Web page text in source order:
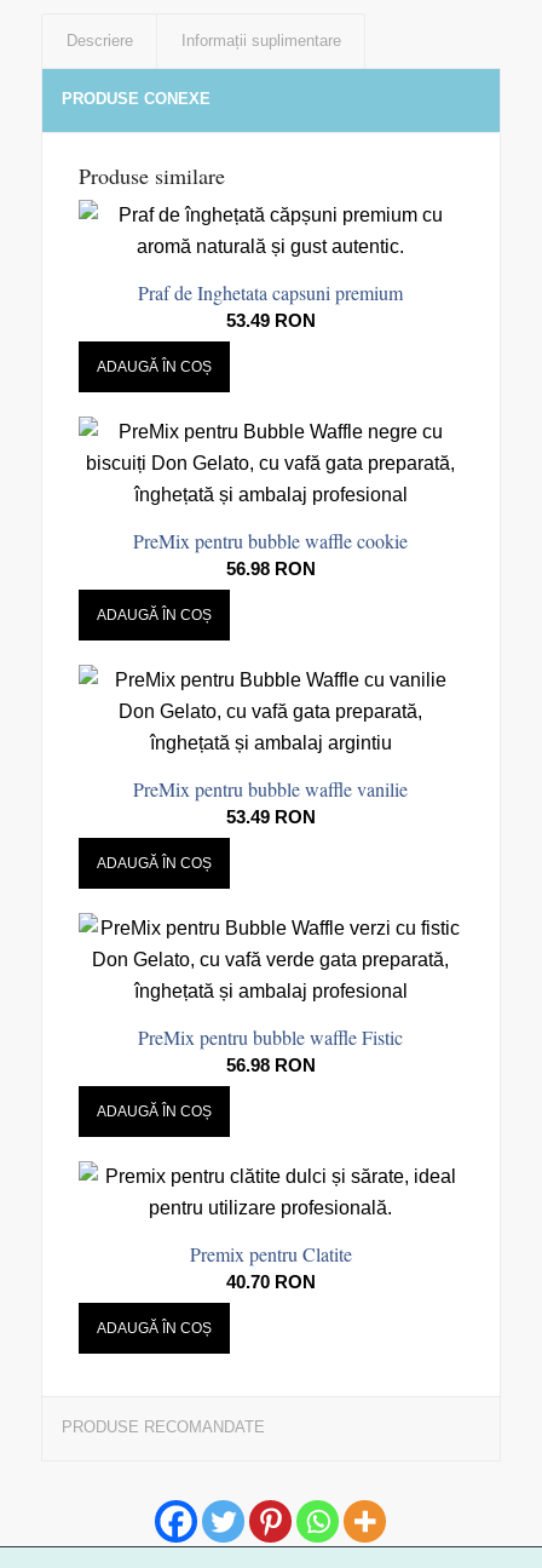
Descriere Informații suplimentare
PRODUSE CONEXE
Produse similare
Praf de Inghetata capsuni premium
53.49 RON
ADAUGĂ ÎN COȘ
PreMix pentru bubble waffle cookie
56.98 RON
ADAUGĂ ÎN COȘ
PreMix pentru bubble waffle vanilie
53.49 RON
ADAUGĂ ÎN COȘ
PreMix pentru bubble waffle Fistic
56.98 RON
ADAUGĂ ÎN COȘ
Premix pentru Clatite
40.70 RON
ADAUGĂ ÎN COȘ
PRODUSE RECOMANDATE